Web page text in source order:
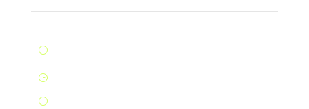
}
}
}